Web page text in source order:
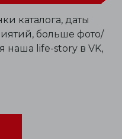
каталога, даты
больше фото/
наша life-story в VK,